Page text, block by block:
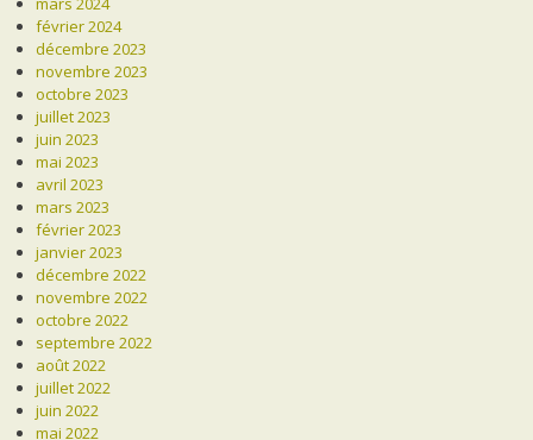
février 2024
décembre 2023
novembre 2023
octobre 2023
juillet 2023
juin 2023
mai 2023
avril 2023
mars 2023
février 2023
janvier 2023
décembre 2022
novembre 2022
octobre 2022
septembre 2022
août 2022
juillet 2022
juin 2022
mai 2022